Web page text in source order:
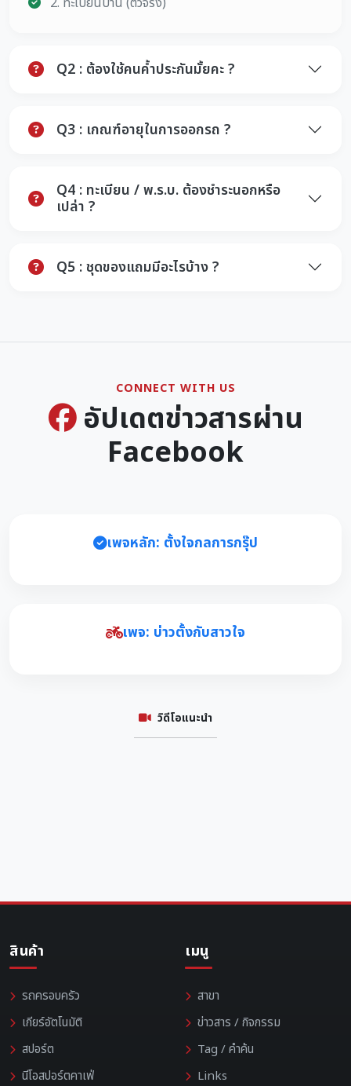
Q2 : ต้องใช้คนค้ำประกันมั้ยคะ ?
Q3 : เกณฑ์อายุในการออกรถ ?
Q4 : ทะเบียน / พ.ร.บ. ต้องชำระนอกหรือ
เปล่า ?
Q5 : ชุดของแถมมีอะไรบ้าง ?
CONNECT WITH US
อัปเดตข่าวสารผ่าน
Facebook
เพจหลัก: ตั้งใจกลการกรุ๊ป
เพจ: บ่าวตั้งกับสาวใจ
วิดีโอแนะนำ
สินค้า
รถครอบครัว
เกียร์อัตโนมัติ
สปอร์ต
นีโอสปอร์ตคาเฟ่
เมนู
สาขา
ข่าวสาร / กิจกรรม
Tag / คำค้น
Links